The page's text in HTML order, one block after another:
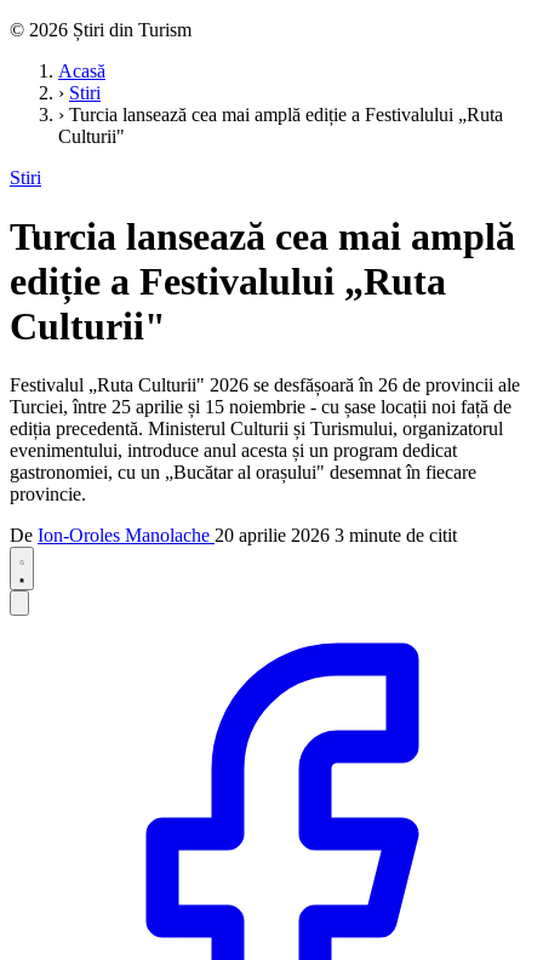
© 2026 Știri din Turism
Acasă
› Stiri
› Turcia lansează cea mai amplă ediție a Festivalului „Ruta
Culturii"
Stiri
Turcia lansează cea mai amplă
ediție a Festivalului „Ruta
Culturii"
Festivalul „Ruta Culturii" 2026 se desfășoară în 26 de provincii ale
Turciei, între 25 aprilie și 15 noiembrie - cu șase locații noi față de
ediția precedentă. Ministerul Culturii și Turismului, organizatorul
evenimentului, introduce anul acesta și un program dedicat
gastronomiei, cu un „Bucătar al orașului" desemnat în fiecare
provincie.
De Ion-Oroles Manolache 20 aprilie 2026 3 minute de citit